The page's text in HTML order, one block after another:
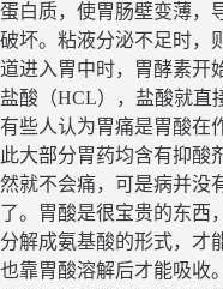
蛋白质，使胃肠壁变薄，
破坏。粘液分泌不足时，
道进入胃中时，胃酵素开
盐酸（HCL），盐酸就直
有些人认为胃痛是胃酸在
此大部分胃药均含有抑酸
然就不会痛，可是病并没
了。胃酸是很宝贵的东西
分解成氨基酸的形式，才
也靠胃酸溶解后才能吸收